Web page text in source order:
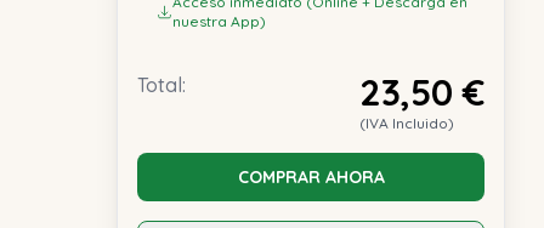
nuestra App)
Total: 23,50 €
(IVA Incluido)
COMPRAR AHORA